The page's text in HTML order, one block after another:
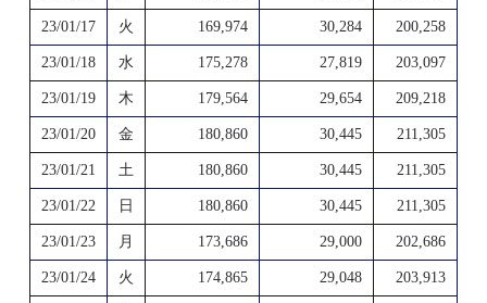
23/01/17 火 169,974 30,284 200,258
23/01/18 水 175,278 27,819 203,097
23/01/19 木 179,564 29,654 209,218
23/01/20 金 180,860 30,445 211,305
23/01/21 土 180,860 30,445 211,305
23/01/22 日 180,860 30,445 211,305
23/01/23 月 173,686 29,000 202,686
23/01/24 火 174,865 29,048 203,913